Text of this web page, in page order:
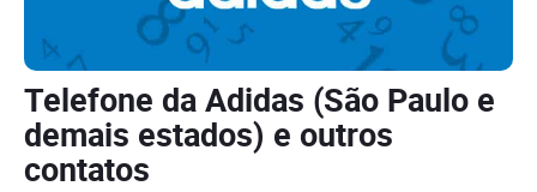
Telefone da Adidas (São Paulo e
demais estados) e outros
contatos